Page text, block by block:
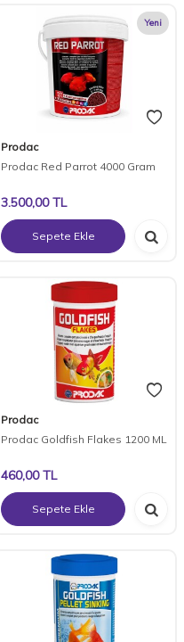
Yeni
Prodac
Prodac Red Parrot 4000 Gram
3.500,00TL
Sepete Ekle
Prodac
Prodac Goldfish Flakes 1200 ML
460,00TL
Sepete Ekle